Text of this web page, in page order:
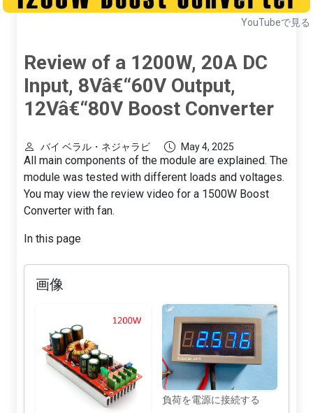
YouTubeで見る
Review of a 1200W, 20A DC
Input, 8Vâ€“60V Output,
12Vâ€“80V Boost Converter
バイ ベラル・ネジャラビ May 4, 2025
All main components of the module are explained. The
module was tested with different loads and voltages.
You may view the review video for a 1500W Boost
Converter with fan.
In this page
画像
負荷を電源に接続する